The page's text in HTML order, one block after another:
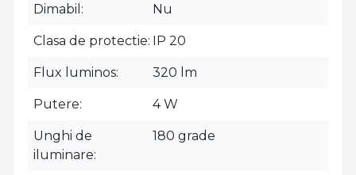
Dimabil Nu
Clasa de protectie IP 20
Flux luminos 320 lm
Putere 4 W
Unghi de
iluminare
180 grade